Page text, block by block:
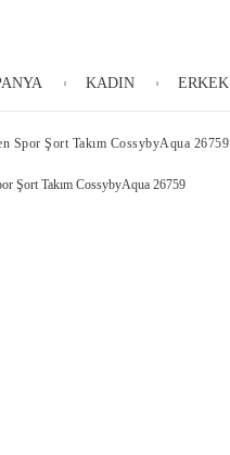
KADIN ERKEK
Spor Şort Takım CossybyAqua 26759